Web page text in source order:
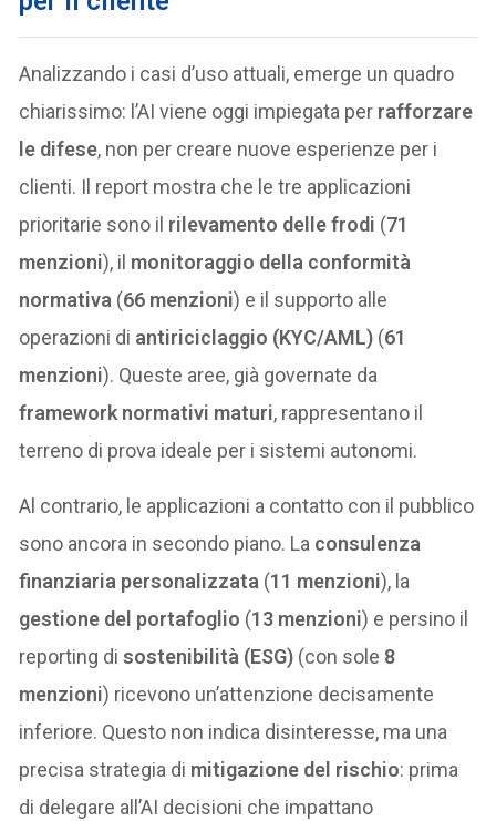
Analizzando i casi d’uso attuali, emerge un quadro
chiarissimo: l’AI viene oggi impiegata per rafforzare
le difese, non per creare nuove esperienze per i
clienti. Il report mostra che le tre applicazioni
prioritarie sono il rilevamento delle frodi (71
menzioni), il monitoraggio della conformità
normativa (66 menzioni) e il supporto alle
operazioni di antiriciclaggio (KYC/AML) (61
menzioni). Queste aree, già governate da
framework normativi maturi, rappresentano il
terreno di prova ideale per i sistemi autonomi.
Al contrario, le applicazioni a contatto con il pubblico
sono ancora in secondo piano. La consulenza
finanziaria personalizzata (11 menzioni), la
gestione del portafoglio (13 menzioni) e persino il
reporting disostenibilità (ESG) (con sole 8
menzioni) ricevono un’attenzione decisamente
inferiore. Questo non indica disinteresse, ma una
precisa strategia di mitigazione del rischio: prima
di delegare all’AI decisioni che impattano